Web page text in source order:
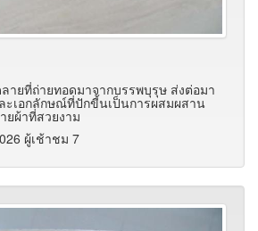
ายที่ถ่ายทอดมาจากบรรพบุรุษ ส่งต่อมา
ะเอกลักษณ์ที่ปักขี้นเป็นการผสมผสาน
ยผ้าที่สวยงาม
ผู้เช้าชม 7